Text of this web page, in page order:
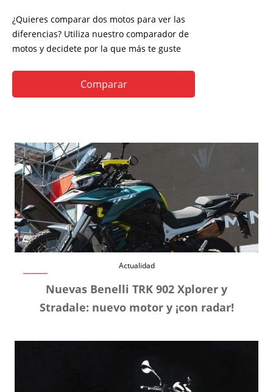
¿Quieres comparar dos motos para ver las
diferencias? Utiliza nuestro comparador de
motos y decidete por la que más te guste
Comparar
Actualidad
Nuevas Benelli TRK 902 Xplorer y
Stradale: nuevo motor y ¡con radar!